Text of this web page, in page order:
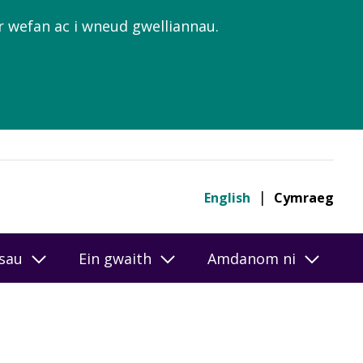
wefan ac i wneud gwelliannau.
English Cymraeg
Ein gwaith Amdanom ni